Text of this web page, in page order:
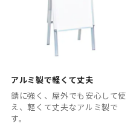
アルミ製で軽くて丈夫
錆に強く、屋外でも安心して使
え、軽くて丈夫なアルミ製で
す。